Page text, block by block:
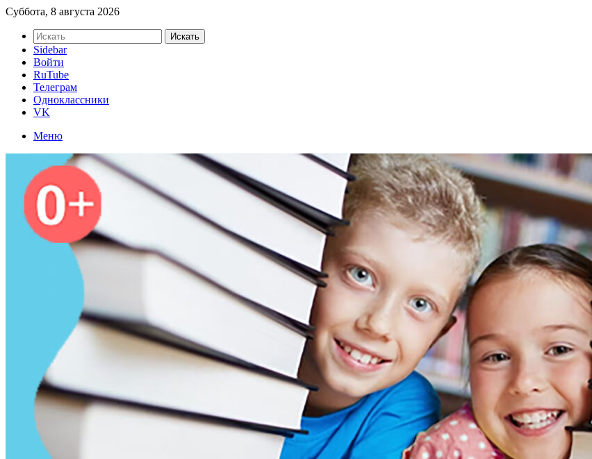
Суббота, 8 августа 2026
Искать
Sidebar
Войти
RuTube
Телеграм
Одноклассники
VK
Меню